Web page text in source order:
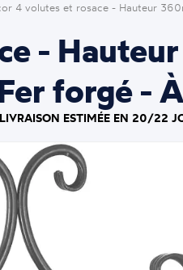
4 volutes et rosace - Hauteur
-
forgé -
ESTIMÉE EN 20/22